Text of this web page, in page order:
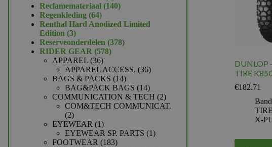
DUNLOP
TIRE
€182.71
X-
producten
Reclamemateriaal 140140
Regenkleding 6464
producten
Renthal Hard Anodized Limited
Edition 33
producten
Reserveonderdelen 378378
RIDER GEAR 578578
APPAREL 3636
producten
APPAREL ACCESS. 3636
BAGS & PACKS 1414
producten
BAG&PACK BAGS 1414
producten
COMMUNICATION & TECH 22
producten
COM&TECH COMMUNICAT.
22
producten
EYEWEAR 11
product
EYEWEAR SP. PARTS 11
FOOTWEAR 183183